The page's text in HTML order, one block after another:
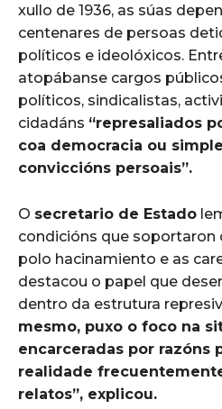
xullo de 1936, as súas
centenares de persoas
políticos e ideolóxicos.
atopábanse cargos
políticos, sindicalistas,
cidadáns “represaliados
coa democracia ou
conviccións persoais”.
O secretario de Estado
condicións que soportaron
polo hacinamiento e as
destacou o papel que
dentro da estrutura
mesmo, puxo o foco na
encarceradas por razóns
realidade
relatos”, explicou.